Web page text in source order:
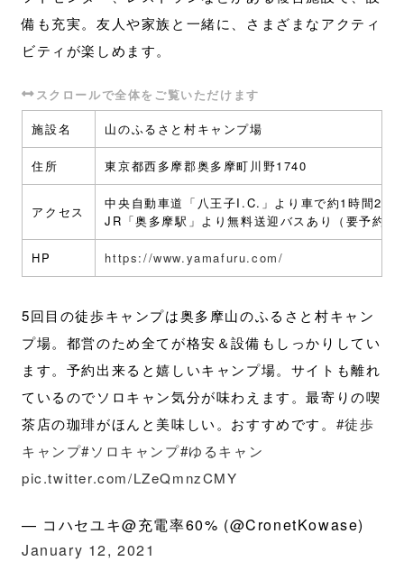
備も充実。友人や家族と一緒に、さまざまなアクティ
ビティが楽しめます。
施設名 山のふるさと村キャンプ場
住所 東京都西多摩郡奥多摩町川野1740
アクセス
中央自動車道「八王子I.C.」より車で約1時間22分
JR「奥多摩駅」より無料送迎バスあり（要予約）
HP https://www.yamafuru.com/
5回目の徒歩キャンプは奥多摩山のふるさと村キャン
プ場。都営のため全てが格安＆設備もしっかりしてい
ます。予約出来ると嬉しいキャンプ場。サイトも離れ
ているのでソロキャン気分が味わえます。最寄りの喫
茶店の珈琲がほんと美味しい。おすすめです。 #徒歩
キャンプ#ソロキャンプ#ゆるキャン
pic.twitter.com/LZeQmnzCMY
— コハセユキ@充電率60% (@CronetKowase)
January 12, 2021